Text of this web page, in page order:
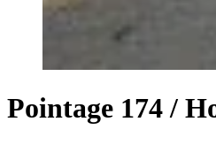
Pointage 174 /